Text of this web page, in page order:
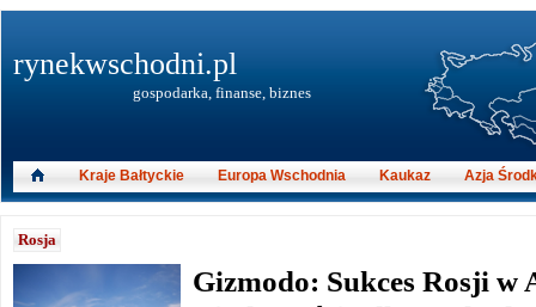
Rosja
Gizmodo: Sukces Rosji w
rynekwschodni.pl
gospodarka, finanse, biznes
Kraje Bałtyckie Europa Wschodnia Kaukaz Azja